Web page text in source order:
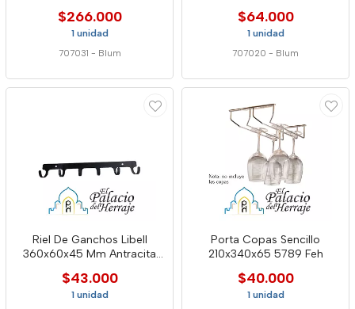
$266.000
1 unidad
707031 - Blum
$64.000
1 unidad
707020 - Blum
Riel De Ganchos Libell
360x60x45 Mm Antracita
$43.000
1 unidad
Porta Copas Sencillo
210x340x65 5789 Feh
$40.000
1 unidad